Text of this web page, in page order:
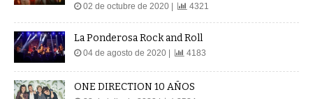
02 de octubre de 2020 | 4321
La Ponderosa Rock and Roll
04 de agosto de 2020 | 4183
ONE DIRECTION 10 AÑOS